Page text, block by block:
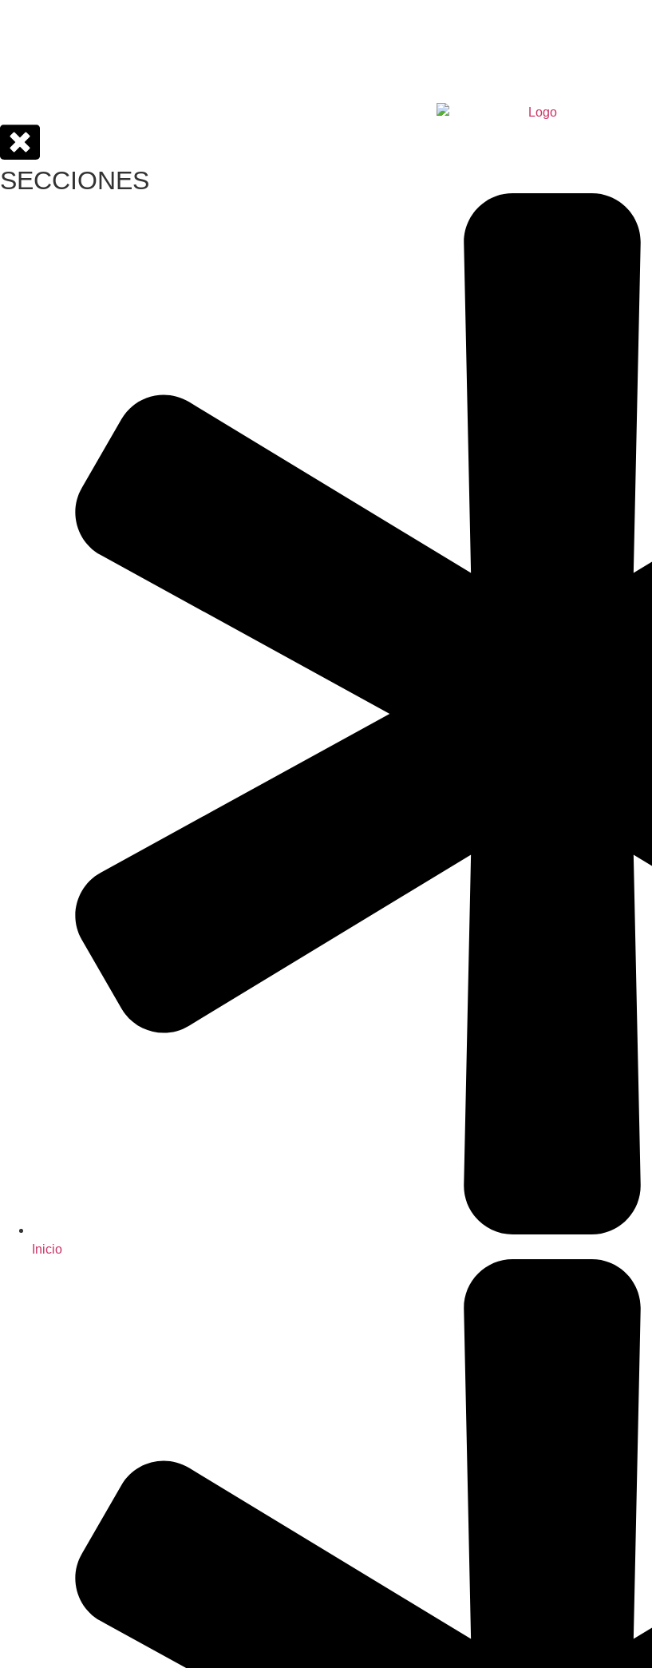
SECCIONES
Inicio